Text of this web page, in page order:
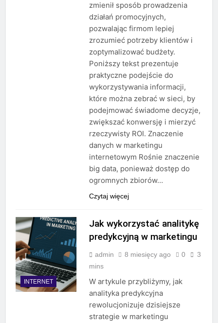
zmienił sposób prowadzenia
działań promocyjnych,
pozwalając firmom lepiej
zrozumieć potrzeby klientów i
zoptymalizować budżety.
Poniższy tekst prezentuje
praktyczne podejście do
wykorzystywania informacji,
które można zebrać w sieci, by
podejmować świadome decyzje,
zwiększać konwersję i mierzyć
rzeczywisty ROI. Znaczenie
danych w marketingu
internetowym Rośnie znaczenie
big data, ponieważ dostęp do
ogromnych zbiorów…
Czytaj więcej
INTERNET
Jak wykorzystać analitykę
predykcyjną w marketingu
admin 8 miesięcy ago 0
3
mins
W artykule przybliżymy, jak
analityka predykcyjna
rewolucjonizuje dzisiejsze
strategie w marketingu